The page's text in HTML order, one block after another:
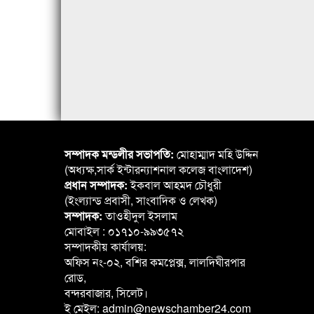
সম্পাদক মন্ডলীর সভাপতি: মোহাম্মাদ মহি উদ্দিন
(অধ্যক্ষ,সার্ক ইন্টারন্যাশনাল কলেজ বাংলাদেশ)
প্রধান সম্পাদক:ইকবাল আহমদ চৌধুরী
(ইংল্যান্ড প্রবাসী, সাংবাদিক ও লেখক)
সম্পাদক:তাওহীদুল ইসলাম
মোবাইল : ০১৭১০-৯৯৩৫৭২
সম্পাদকীয় কার্যালয়:
অফিস নং-০২, বশির কমপ্লেক্স, লালদিঘীরপার
রোড,
বন্দরবাজার, সিলেট।
ই মেইল: admin@newschamber24.com